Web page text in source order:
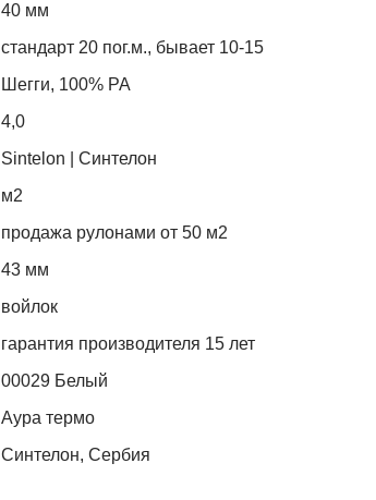
40 мм
стандарт 20 пог.м., бывает 10-15
Шегги, 100% PA
4,0
Sintelon | Синтелон
м2
продажа рулонами от 50 м2
43 мм
войлок
гарантия производителя 15 лет
00029 Белый
Аура термо
Синтелон, Сербия